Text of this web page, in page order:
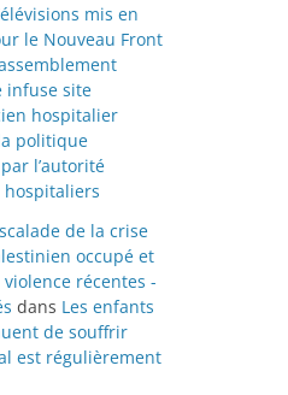
mis en
le Nouveau Front
infuse site
hospitalier
politique
l’autorité
de la crise
occupé et
récentes -
dans Les enfants
de souffrir
est régulièrement